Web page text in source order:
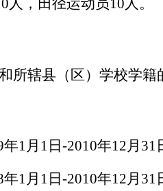
0人，田径运动员10人 。
所辖县（区）学校学籍
年1月 1日-2010年12月31
年1月1日-2010年12月31